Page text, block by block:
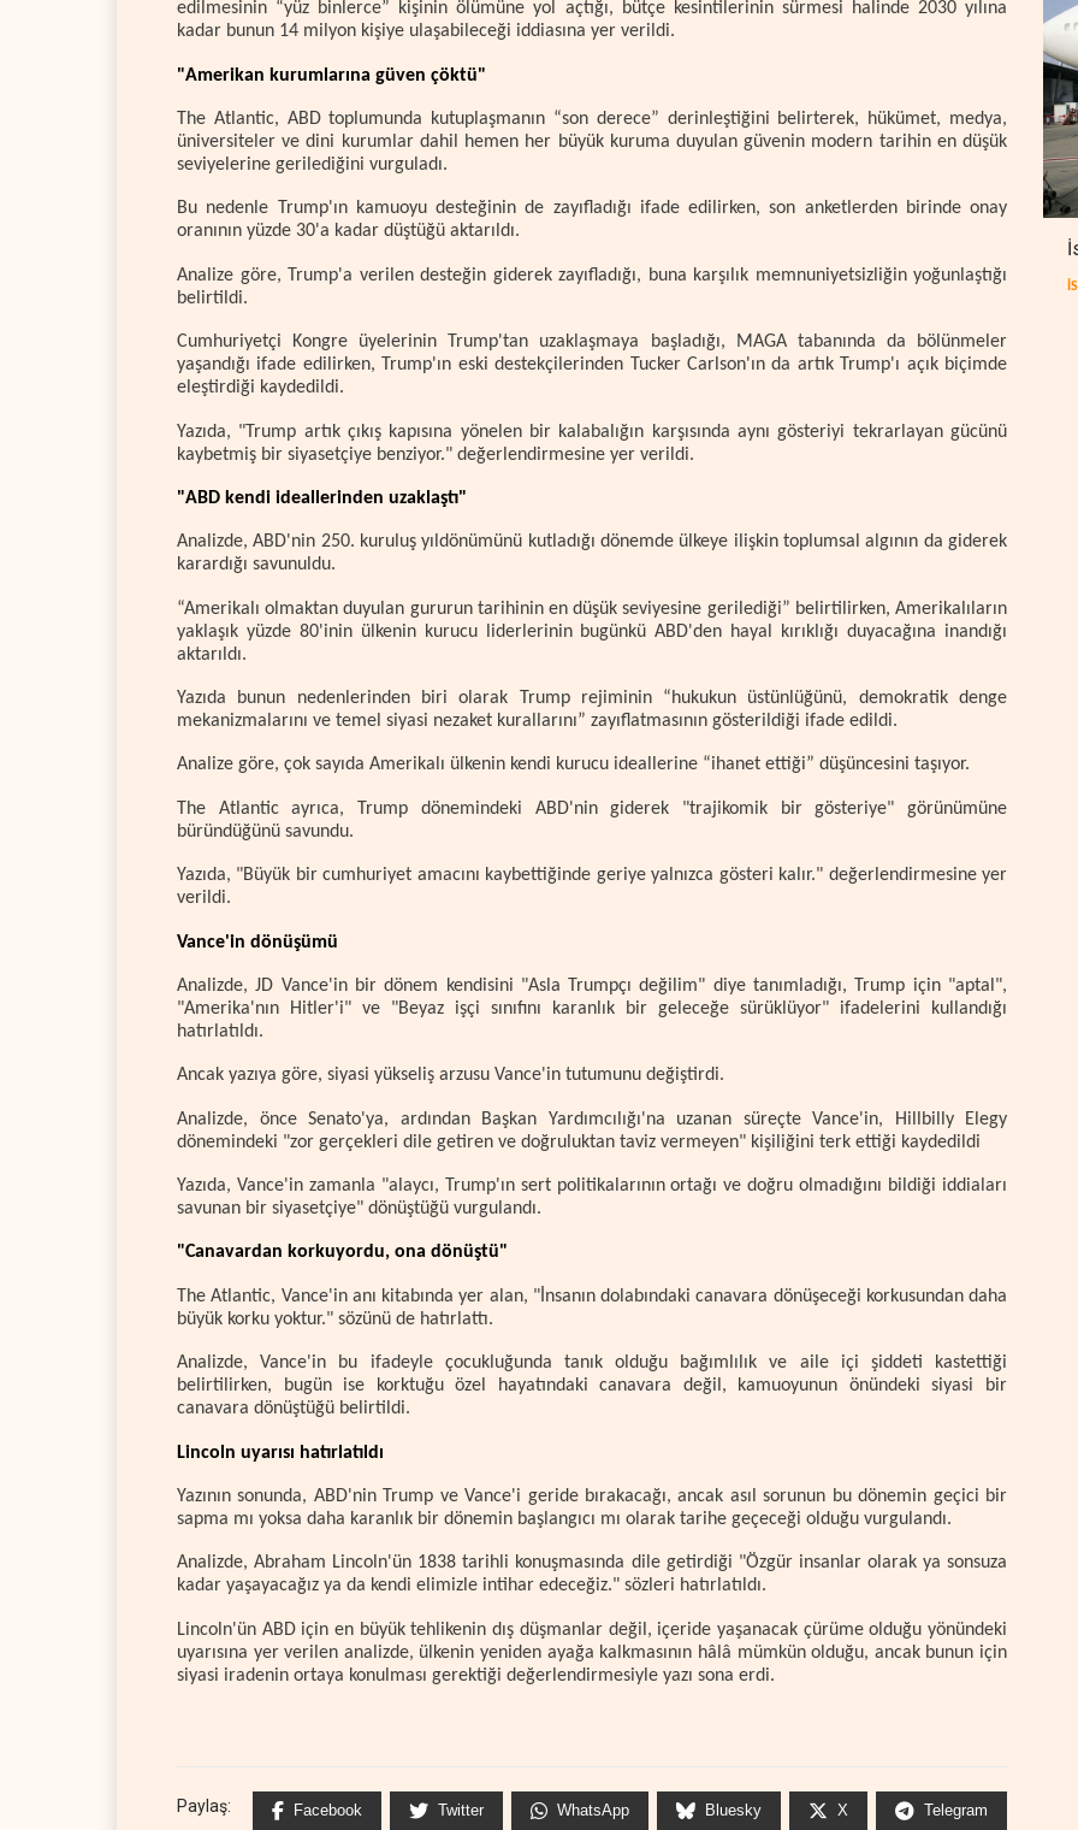
edilmesinin “yüz binlerce” kişinin ölümüne yol açtığı, bütçe kesintilerinin sürmesi halinde 2030 yılına
kadar bunun 14 milyon kişiye ulaşabileceği iddiasına yer verildi.
"Amerikan kurumlarına güven çöktü"
The Atlantic, ABD toplumunda kutuplaşmanın “son derece” derinleştiğini belirterek, hükümet, medya,
üniversiteler ve dini kurumlar dahil hemen her büyük kuruma duyulan güvenin modern tarihin en düşük
seviyelerine gerilediğini vurguladı.
Bu nedenle Trump'ın kamuoyu desteğinin de zayıfladığı ifade edilirken, son anketlerden birinde onay
oranının yüzde 30'a kadar düştüğü aktarıldı.
Analize göre, Trump'a verilen desteğin giderek zayıfladığı, buna karşılık memnuniyetsizliğin yoğunlaştığı
belirtildi.
Cumhuriyetçi Kongre üyelerinin Trump'tan uzaklaşmaya başladığı, MAGA tabanında da bölünmeler
yaşandığı ifade edilirken, Trump'ın eski destekçilerinden Tucker Carlson'ın da artık Trump'ı açık biçimde
eleştirdiği kaydedildi.
Yazıda, "Trump artık çıkış kapısına yönelen bir kalabalığın karşısında aynı gösteriyi tekrarlayan gücünü
kaybetmiş bir siyasetçiye benziyor." değerlendirmesine yer verildi.
"ABD kendi ideallerinden uzaklaştı"
Analizde, ABD'nin 250. kuruluş yıldönümünü kutladığı dönemde ülkeye ilişkin toplumsal algının da giderek
karardığı savunuldu.
“Amerikalı olmaktan duyulan gururun tarihinin en düşük seviyesine gerilediği” belirtilirken, Amerikalıların
yaklaşık yüzde 80'inin ülkenin kurucu liderlerinin bugünkü ABD'den hayal kırıklığı duyacağına inandığı
aktarıldı.
Yazıda bunun nedenlerinden biri olarak Trump rejiminin “hukukun üstünlüğünü, demokratik denge
mekanizmalarını ve temel siyasi nezaket kurallarını” zayıflatmasının gösterildiği ifade edildi.
Analize göre, çok sayıda Amerikalı ülkenin kendi kurucu ideallerine “ihanet ettiği” düşüncesini taşıyor.
The Atlantic ayrıca, Trump dönemindeki ABD'nin giderek "trajikomik bir gösteriye" görünümüne
büründüğünü savundu.
Yazıda, "Büyük bir cumhuriyet amacını kaybettiğinde geriye yalnızca gösteri kalır." değerlendirmesine yer
verildi.
Vance'in dönüşümü
Analizde, JD Vance'in bir dönem kendisini "Asla Trumpçı değilim" diye tanımladığı, Trump için "aptal",
"Amerika'nın Hitler'i" ve "Beyaz işçi sınıfını karanlık bir geleceğe sürüklüyor" ifadelerini kullandığı
hatırlatıldı.
Ancak yazıya göre, siyasi yükseliş arzusu Vance'in tutumunu değiştirdi.
Analizde, önce Senato'ya, ardından Başkan Yardımcılığı'na uzanan süreçte Vance'in, Hillbilly Elegy
dönemindeki "zor gerçekleri dile getiren ve doğruluktan taviz vermeyen" kişiliğini terk ettiği kaydedildi
Yazıda, Vance'in zamanla "alaycı, Trump'ın sert politikalarının ortağı ve doğru olmadığını bildiği iddiaları
savunan bir siyasetçiye" dönüştüğü vurgulandı.
"Canavardan korkuyordu, ona dönüştü"
The Atlantic, Vance'in anı kitabında yer alan, "İnsanın dolabındaki canavara dönüşeceği korkusundan daha
büyük korku yoktur." sözünü de hatırlattı.
Analizde, Vance'in bu ifadeyle çocukluğunda tanık olduğu bağımlılık ve aile içi şiddeti kastettiği
belirtilirken, bugün ise korktuğu özel hayatındaki canavara değil, kamuoyunun önündeki siyasi bir
canavara dönüştüğü belirtildi.
Lincoln uyarısı hatırlatıldı
Yazının sonunda, ABD'nin Trump ve Vance'i geride bırakacağı, ancak asıl sorunun bu dönemin geçici bir
sapma mı yoksa daha karanlık bir dönemin başlangıcı mı olarak tarihe geçeceği olduğu vurgulandı.
Analizde, Abraham Lincoln'ün 1838 tarihli konuşmasında dile getirdiği "Özgür insanlar olarak ya sonsuza
kadar yaşayacağız ya da kendi elimizle intihar edeceğiz." sözleri hatırlatıldı.
Lincoln'ün ABD için en büyük tehlikenin dış düşmanlar değil, içeride yaşanacak çürüme olduğu yönündeki
uyarısına yer verilen analizde, ülkenin yeniden ayağa kalkmasının hâlâ mümkün olduğu, ancak bunun için
siyasi iradenin ortaya konulması gerektiği değerlendirmesiyle yazı sona erdi.
Paylaş: Facebook Twitter WhatsApp Bluesky X Telegram